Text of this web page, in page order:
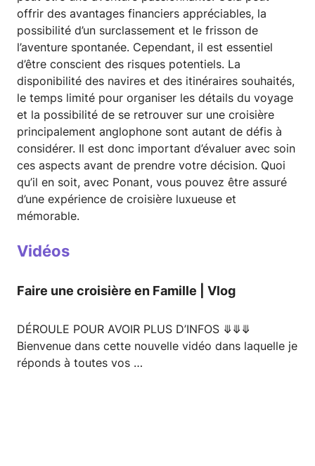
offrir des avantages financiers appréciables, la
possibilité d’un surclassement et le frisson de
l’aventure spontanée. Cependant, il est essentiel
d’être conscient des risques potentiels. La
disponibilité des navires et des itinéraires souhaités,
le temps limité pour organiser les détails du voyage
et la possibilité de se retrouver sur une croisière
principalement anglophone sont autant de défis à
considérer. Il est donc important d’évaluer avec soin
ces aspects avant de prendre votre décision. Quoi
qu’il en soit, avec Ponant, vous pouvez être assuré
d’une expérience de croisière luxueuse et
mémorable.
Vidéos
Faire une croisière en Famille | Vlog
DÉROULE POUR AVOIR PLUS D’INFOS ⤋⤋⤋
Bienvenue dans cette nouvelle vidéo dans laquelle je
réponds à toutes vos …